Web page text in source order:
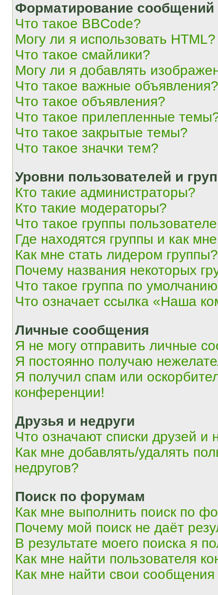
Форматирование
Что такое BBCode?
Могу ли я использовать HTML?
Что такое смайлики?
Могу ли я добавлять
Что такое важные объявления?
Что такое объявления?
Что такое прилепленные
Что такое закрытые темы?
Что такое значки тем?
Уровни пользователей и
Кто такие администраторы?
Кто такие модераторы?
Что такое группы
Где находятся группы и как
Как мне стать лидером группы?
Почему названия некоторых
Что такое группа по
Что означает ссылка «Наша
Личные сообщения
Я не могу отправить личные
Я постоянно получаю
Я получил спам или
конференции!
Друзья и недруги
Что означают списки друзей и
Как мне добавлять/удалять
недругов?
Поиск по форумам
Как мне выполнить поиск по
Почему мой поиск не даёт
В результате моего поиска я
Как мне найти пользователя
Как мне найти свои